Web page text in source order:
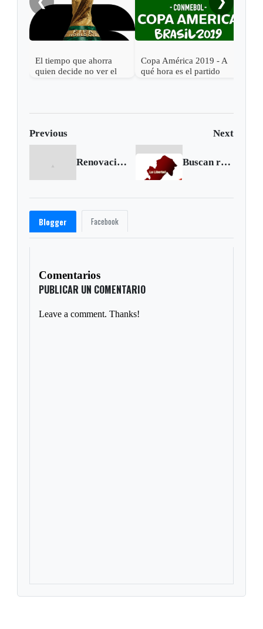
El tiempo que ahorra
quien decide no ver el
Copa América 2019 - A
qué hora es el partido
Previous Next
Renovación de licencias tiene costo: Consejo de Estado Buscan recursos para vías de la provincia de La Libertad
Blogger Facebook
Comentarios
PUBLICAR UN COMENTARIO
Leave a comment. Thanks!